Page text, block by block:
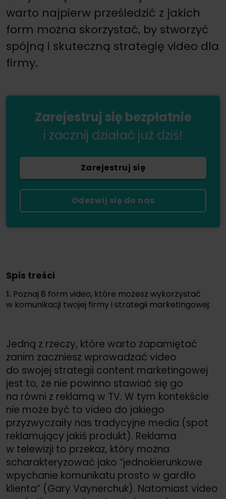
warto najpierw prześledzić z jakich
form można skorzystać, by stworzyć
spójną i skuteczną strategię video dla
firmy.
Zarejestruj się bezpłatnie
i zacznij działać już dziś!
Zarejestruj się
Odezwij się do nas
Spis treści
1. Poznaj 8 form video, które możesz wykorzystać
w komunikacji twojej firmy i strategii marketingowej:
Jedną z rzeczy, które warto zapamiętać
zanim zaczniesz wprowadzać video
do swojej strategii content marketingowej
jest to, że nie powinno stawiać się go
na równi z reklamą w TV. W tym kontekście
nie może być to video do jakiego
przyzwyczaiły nas tradycyjne media (spot
reklamujący jakiś produkt). Reklama
w telewizji to przekaz, który można
scharakteryzować jako “jednokierunkowe
wpychanie komunikatu prosto w gardło
klienta” (Gary Vaynerchuk). Natomiast video